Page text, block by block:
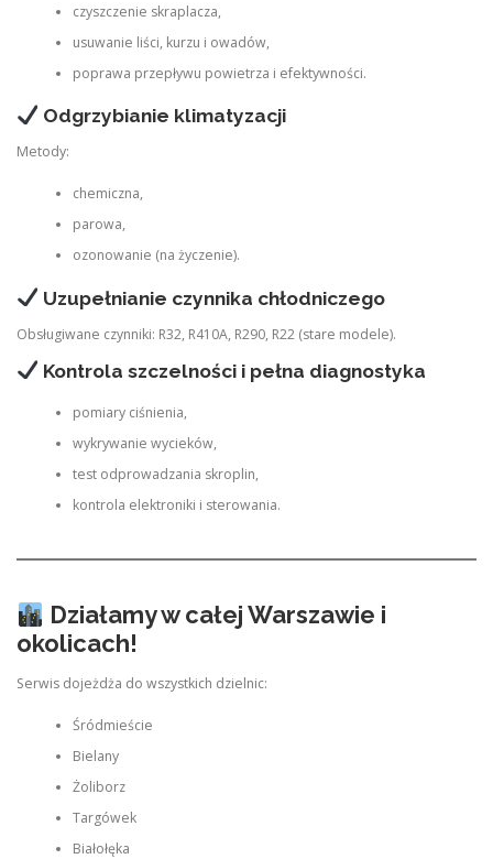
czyszczenie skraplacza,
usuwanie liści, kurzu i owadów,
poprawa przepływu powietrza i efektywności.
Odgrzybianie klimatyzacji
Metody:
chemiczna,
parowa,
ozonowanie (na życzenie).
Uzupełnianie czynnika chłodniczego
Obsługiwane czynniki: R32, R410A, R290, R22 (stare modele).
Kontrola szczelności i pełna diagnostyka
pomiary ciśnienia,
wykrywanie wycieków,
test odprowadzania skroplin,
kontrola elektroniki i sterowania.
Działamy w całej Warszawie i
okolicach!
Serwis dojeżdża do wszystkich dzielnic:
Śródmieście
Bielany
Żoliborz
Targówek
Białołęka